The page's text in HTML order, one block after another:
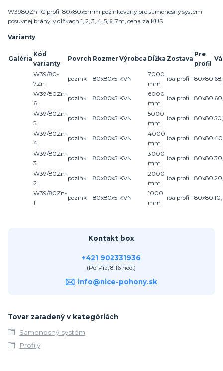
W3980Zn -C profil 80x80x5mm pozinkovaný pre samonosný systém
posuvnej brány, v dĺžkach 1, 2, 3, 4, 5, 6, 7m, cena za KUS
Varianty
Galéria
Kód
varianty
Povrch Rozmer Výrobca Dĺžka Zostava
Pre
profil
W39/80-
7Zn
pozink 80x80x5 KVN
7000
mm
iba profil 80x80
W39/80Zn-
6
pozink 80x80x5 KVN
6000
mm
iba profil 80x80
W39/80Zn-
5
pozink 80x80x5 KVN
5000
mm
iba profil 80x80
W39/80Zn-
4
pozink 80x80x5 KVN
4000
mm
iba profil 80x80
W39/80Zn-
3
pozink 80x80x5 KVN
3000
mm
iba profil 80x80
W39/80Zn-
2
pozink 80x80x5 KVN
2000
mm
iba profil 80x80
W39/80Zn-
1
pozink 80x80x5 KVN
1000
mm
iba profil 80x80
Kontakt box
+421 902331936
(Po-Pia, 8-16 hod.)
info@nice-pohony.sk
Tovar zaradený v kategóriách
Samonosný systém
Profily